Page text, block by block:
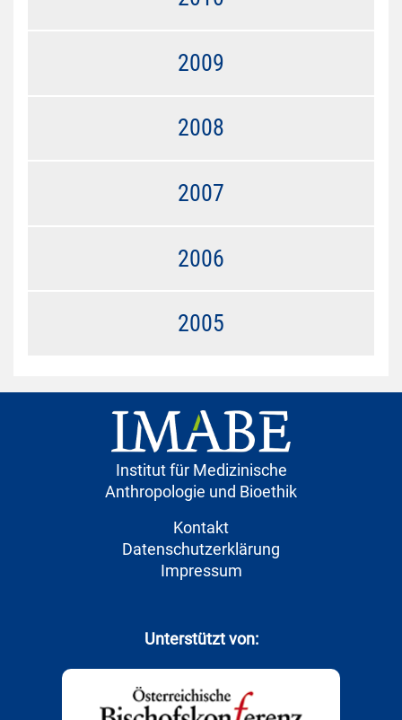
2009
2008
2007
2006
2005
Institut für Medizinische
Anthropologie und Bioethik
Kontakt
Datenschutzerklärung
Impressum
Unterstützt von: